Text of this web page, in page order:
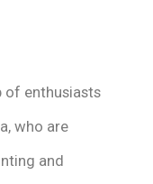
of enthusiasts
who are
and